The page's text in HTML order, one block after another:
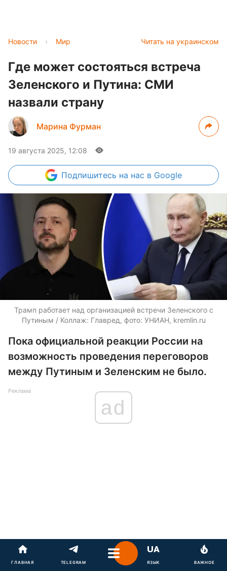
Читать на украинском
Новости › Мир
Где может состояться встреча
Зеленского и Путина: СМИ
назвали страну
Марина Фурман
19 августа 2025, 12:08
Подпишитесь на нас в Google
Трамп работает над организацией встречи Зеленского с
Путиным / Коллаж: Главред, фото: УНИАН, kremlin.ru
Пока официальной реакции России на
возможность проведения переговоров
между Путиным и Зеленским не было.
Реклама
ad
ГЛАВНАЯ TELEGRAM ЯЗЫК ВАЖНОЕ